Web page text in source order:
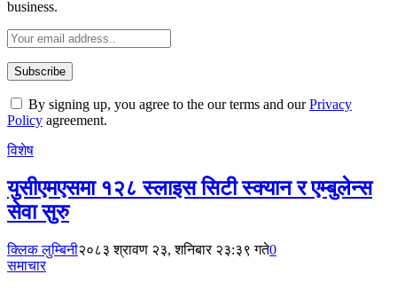
business.
By signing up, you agree to the our terms and ourPrivacy
Policy agreement.
विशेष
युसीएमएसमा १२८ स्लाइस सिटी स्क्यान र एम्बुलेन्स
सेवा सुरु
क्लिक लुम्बिनी२०८३ श्रावण २३, शनिबार २३:३९ गते0
समाचार